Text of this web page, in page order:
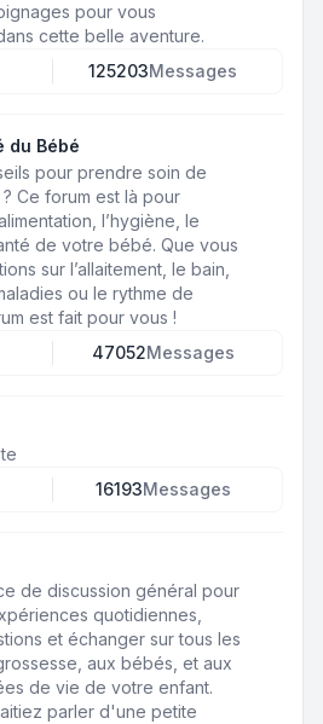
pour vous
cette belle aventure.
125203Messages
du Bébé
pour prendre soin de
Ce forum est là pour
l’hygiène, le
de votre bébé. Que vous
sur l’allaitement, le bain,
ou le rythme de
est fait pour vous !
47052Messages
16193Messages
de discussion général pour
quotidiennes,
et échanger sur tous les
aux bébés, et aux
de vie de votre enfant.
parler d'une petite